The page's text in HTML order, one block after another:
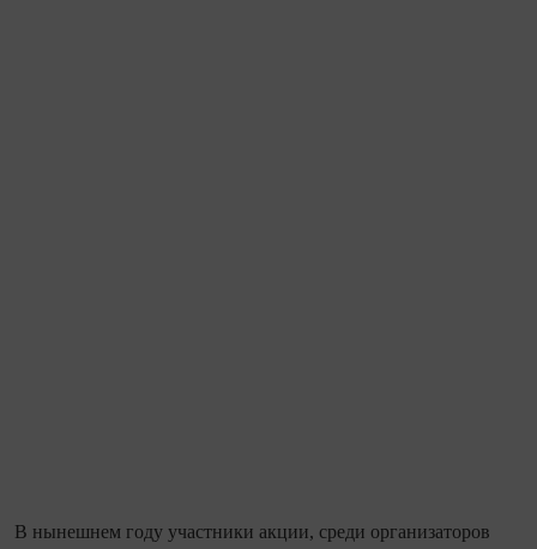
В нынешнем году участники акции, среди организаторов